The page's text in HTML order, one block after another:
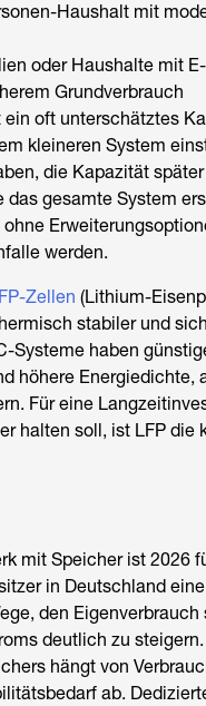
Haushalt mit
oder Haushalte mit
Grundverbrauch
ein oft unterschätztes
kleineren System
die Kapazität später
das gesamte System
werden.
Zellen (Lithium-
stabiler und
Systeme haben
höhere Energiedichte,
Für eine
halten soll, ist LFP die
mit Speicher ist 2026
in Deutschland
den Eigenverbrauch
deutlich zu
hängt von
ab.